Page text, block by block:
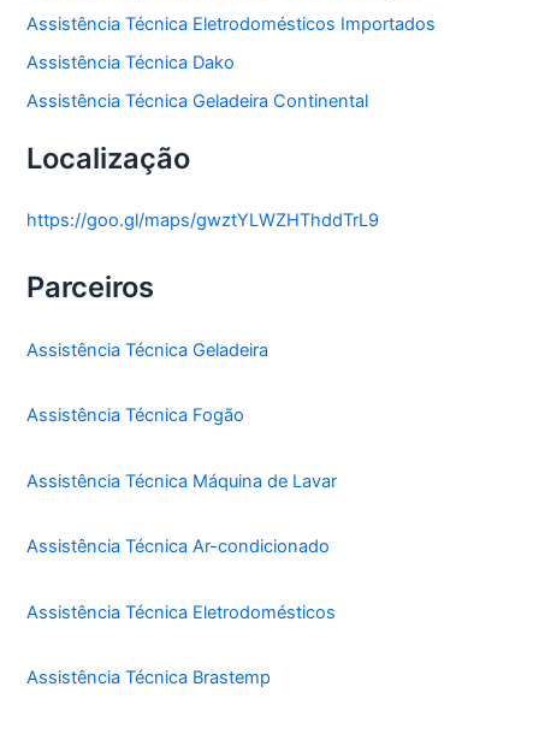
Assistência Técnica Eletrodomésticos Importados
Assistência Técnica Dako
Assistência Técnica Geladeira Continental
Localização
https://goo.gl/maps/gwztYLWZHThddTrL9
Parceiros
Assistência Técnica Geladeira
Assistência Técnica Fogão
Assistência Técnica Máquina de Lavar
Assistência Técnica Ar-condicionado
Assistência Técnica Eletrodomésticos
Assistência Técnica Brastemp